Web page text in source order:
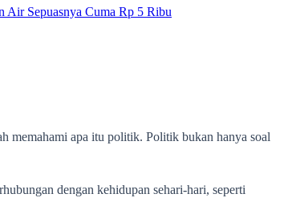
Air Sepuasnya Cuma Rp 5 Ribu
memahami apa itu politik. Politik bukan hanya soal
dengan kehidupan sehari-hari, seperti